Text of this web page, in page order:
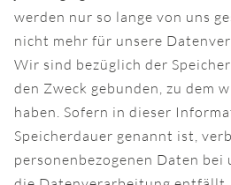
werden nur so lange von uns
nicht mehr für unsere
Wir sind bezüglich der
den Zweck gebunden, zu dem
haben. Sofern in dieser
Speicherdauer genannt ist,
personenbezogenen Daten bei